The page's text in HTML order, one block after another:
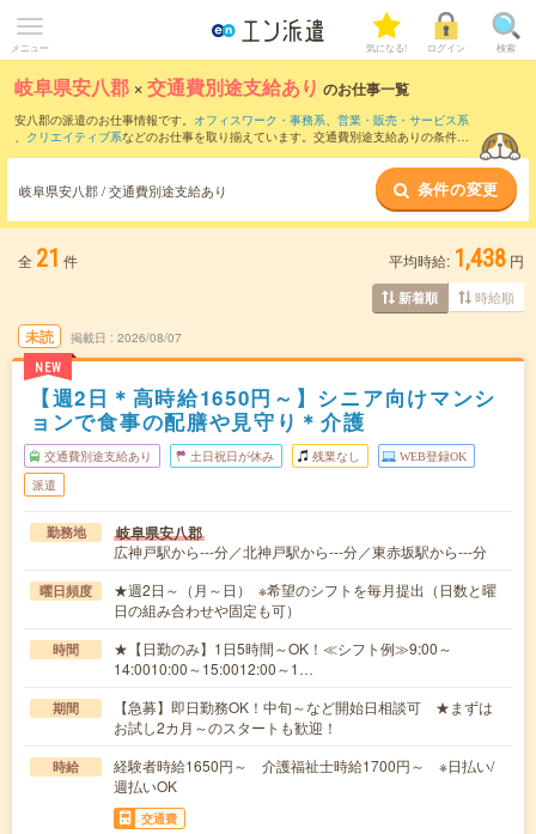
メニュー 気になる! ログイン 検索
岐阜県安八郡 ×交通費別途支給あり のお仕事一覧
安八郡の派遣のお仕事情報です。 オフィスワーク・事務系、 営業・販売・サービス系
、 クリエイティブ系などのお仕事を取り揃えています。交通費別途支給ありの条件の
岐阜県安八郡 / 交通費別途支給あり 条件の変更
全 21 件 平均時給: 1,438 円
新着順 時給順
未読
NEW
掲載日 2026/08/07
【週2日＊高時給1650円～】シニア向けマンシ
ョンで食事の配膳や見守り＊介護
交通費別途支給あり 土日祝日が休み 残業なし WEB登録OK
派遣
勤務地 岐阜県安八郡
広神戸駅から---分／北神戸駅から---分／東赤坂駅から---分
曜日頻度
★週2日～（月～日） ※希望のシフトを毎月提出（日数と曜
日の組み合わせや固定も可）
時間
★【日勤のみ】1日5時間～OK！≪シフト例≫9:00～
14:0010:00～15:0012:00～1…
期間
【急募】即日勤務OK！中旬～など開始日相談可 ★まずは
お試し2カ月～のスタートも歓迎！
時給
経験者時給1650円～ 介護福祉士時給1700円～ ※日払い/
週払いOK
交通費